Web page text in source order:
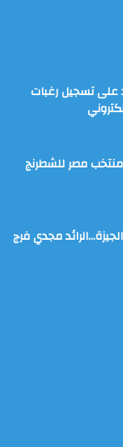
على تسجيل رغبات
منتخب مصر للشطرنج
مجدي فرج